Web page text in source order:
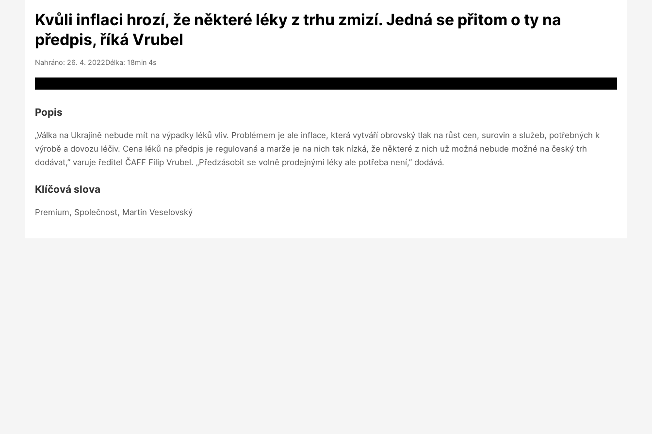
Kvůli inflaci hrozí, že některé léky z trhu zmizí. Jedná se přitom o ty na
předpis, říká Vrubel
Nahráno: 26. 4. 2022Délka: 18min 4s
Popis
„Válka na Ukrajině nebude mít na výpadky léků vliv. Problémem je ale inflace, která vytváří obrovský tlak na růst cen, surovin a služeb, potřebných k
výrobě a dovozu léčiv. Cena léků na předpis je regulovaná a marže je na nich tak nízká, že některé z nich už možná nebude možné na český trh
dodávat,” varuje ředitel ČAFF Filip Vrubel. „Předzásobit se volně prodejnými léky ale potřeba není,” dodává.
Klíčová slova
Premium, Společnost, Martin Veselovský